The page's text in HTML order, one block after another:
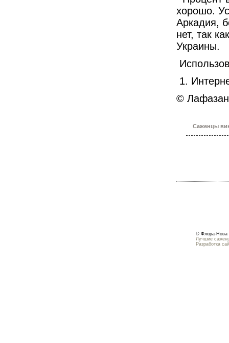
хорошо.
Аркадия,
нет, так
Украины.
1.
©
Саженцы
© Флора-Нова
Лучшие
Разработка